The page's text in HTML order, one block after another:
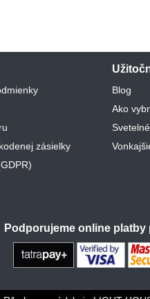
zásielky
Blog
Ako
Podporujeme online platby